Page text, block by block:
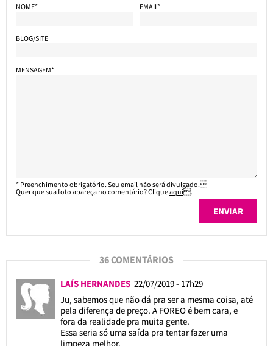
NOME* EMAIL*
BLOG/SITE
MENSAGEM*
* Preenchimento obrigatório. Seu email não será divulgado.
Quer que sua foto apareça no comentário? Cliqueaqui.
36 COMENTÁRIOS
LAÍS HERNANDES 22/07/2019 - 17h29
Ju, sabemos que não dá pra ser a mesma coisa, até
pela diferença de preço. A FOREO é bem cara, e
fora da realidade pra muita gente.
Essa seria só uma saída pra tentar fazer uma
limpeza melhor.